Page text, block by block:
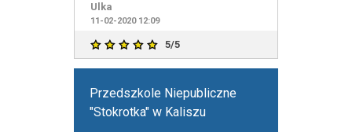
wymyśl
Ulka
11-02-2020 12:09
5/5
Przedszkole Niepubliczne
"Stokrotka" w Kaliszu